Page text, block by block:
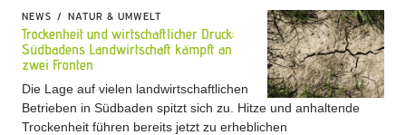
NEWS NATUR & UMWELT
Trockenheit und wirtschaftlicher Druck:
Südbadens Landwirtschaft kämpft an
zwei Fronten
Die Lage auf vielen landwirtschaftlichen
Betrieben in Südbaden spitzt sich zu. Hitze und anhaltende
Trockenheit führen bereits jetzt zu erheblichen